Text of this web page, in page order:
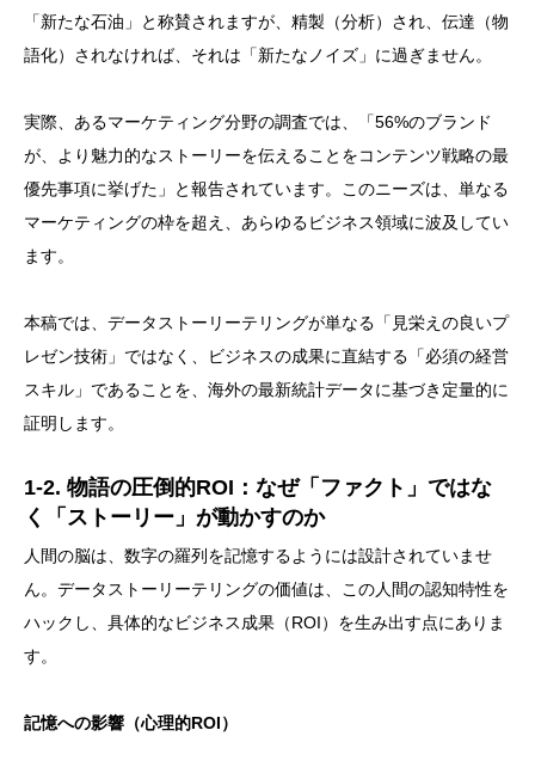
「新たな石油」と称賛されますが、精製（分析）され、伝達（物
語化）されなければ、それは「新たなノイズ」に過ぎません。
実際、あるマーケティング分野の調査では、「56%のブランド
が、より魅力的なストーリーを伝えることをコンテンツ戦略の最
優先事項に挙げた」と報告されています。このニーズは、単なる
マーケティングの枠を超え、あらゆるビジネス領域に波及してい
ます。
本稿では、データストーリーテリングが単なる「見栄えの良いプ
レゼン技術」ではなく、ビジネスの成果に直結する「必須の経営
スキル」であることを、海外の最新統計データに基づき定量的に
証明します。
1-2. 物語の圧倒的ROI：なぜ「ファクト」ではな
く「ストーリー」が動かすのか
人間の脳は、数字の羅列を記憶するようには設計されていませ
ん。データストーリーテリングの価値は、この人間の認知特性を
ハックし、具体的なビジネス成果（ROI）を生み出す点にありま
す。
記憶への影響（心理的ROI）